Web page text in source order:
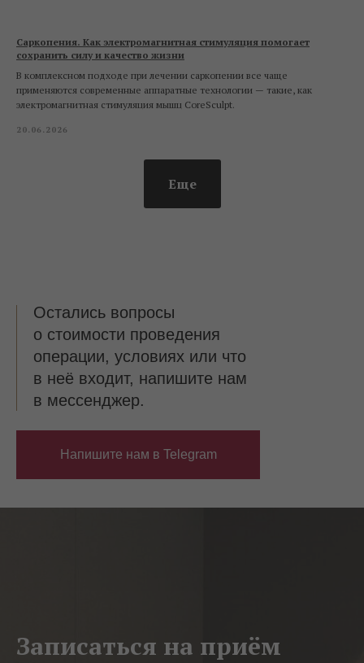
Саркопения. Как электромагнитная стимуляция помогает
сохранить силу и качество жизни
В комплексном подходе при лечении саркопении все чаще
применяются современные аппаратные технологии — такие, как
электромагнитная стимуляция мышц CoreSculpt.
20.06.2026
Еще
Остались вопросы
о стоимости проведения
операции, условиях или что
в неё входит, напишите нам
в мессенджер.
Напишите нам в Telegram
Записаться на приём